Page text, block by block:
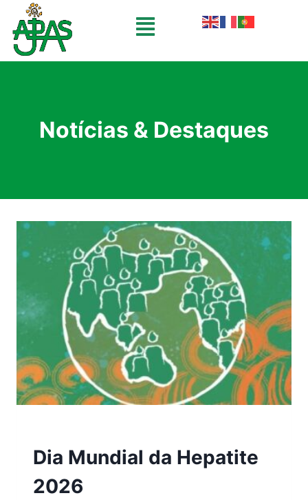
Notícias & Destaques
Dia Mundial da Hepatite
2026